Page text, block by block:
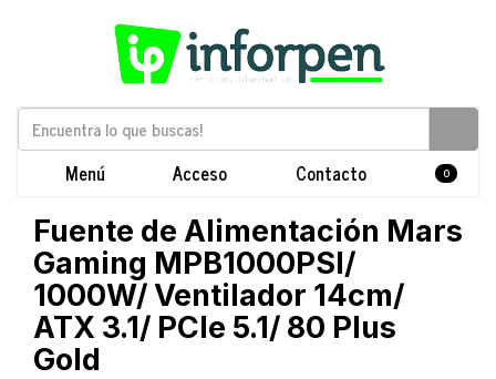
Menú Acceso Contacto 0
Fuente de Alimentación Mars
Gaming MPB1000PSI/
1000W/ Ventilador 14cm/
ATX 3.1/ PCIe 5.1/ 80 Plus
Gold